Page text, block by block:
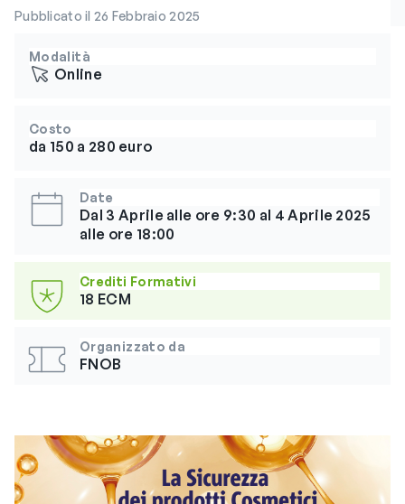
Pubblicato il 26 Febbraio 2025
Modalità
Online
Costo
da 150 a 280 euro
Date
Dal 3 Aprile alle ore 9:30 al 4 Aprile 2025
alle ore 18:00
Crediti Formativi
18 ECM
Organizzato da
FNOB